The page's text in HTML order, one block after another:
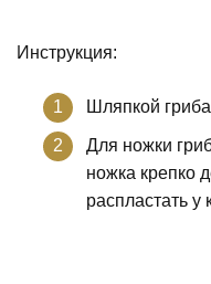
Инструкция:
Шляпкой
Для ножки
ножка крепко
распластать у